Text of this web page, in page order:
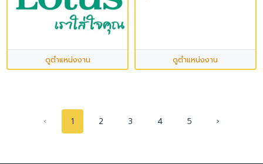
ดูตำแหน่งงาน ดูตำแหน่งงาน
‹ 1 2 3 4 5 ›